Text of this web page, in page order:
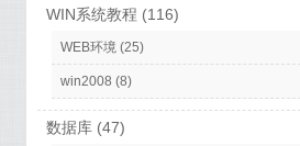
WIN系统教程 (116)
WEB环境 (25)
win2008 (8)
数据库 (47)